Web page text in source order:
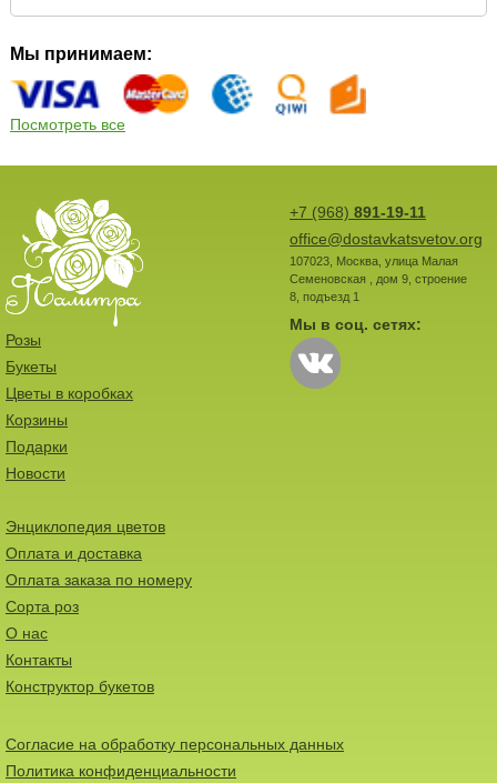
Мы принимаем:
Посмотреть все
+7 (968) 891-19-11
office@dostavkatsvetov.org
107023, Москва, улица Малая
Семеновская , дом 9, строение
8, подъезд 1
Мы в соц. сетях:
Розы
Букеты
Цветы в коробках
Корзины
Подарки
Новости
Энциклопедия цветов
Оплата и доставка
Оплата заказа по номеру
Сорта роз
О нас
Контакты
Конструктор букетов
Согласие на обработку персональных данных
Политика конфиденциальности